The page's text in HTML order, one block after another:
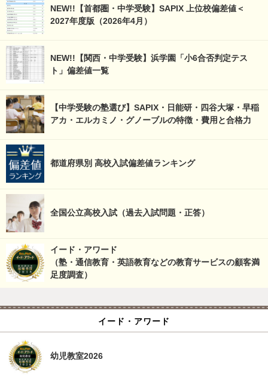
NEW!!【首都圏・中学受験】SAPIX 上位校偏差値＜
2027年度版（2026年4月）
NEW!!【関西・中学受験】浜学園「小6合否判定テス
ト」偏差値一覧
【中学受験の塾選び】SAPIX・日能研・四谷大塚・早稲
アカ・エルカミノ・グノーブルの特徴・費用と合格力
都道府県別 高校入試偏差値ランキング
全国公立高校入試（過去入試問題・正答）
イード・アワード
（塾・通信教育・英語教育などの教育サービスの顧客満
足度調査）
イード・アワード
幼児教室2026